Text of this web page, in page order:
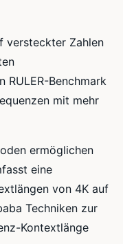
versteckter Zahlen
RULER-Benchmark
mit mehr
ermöglichen
eine
von 4K auf
Techniken zur
Kontextlänge